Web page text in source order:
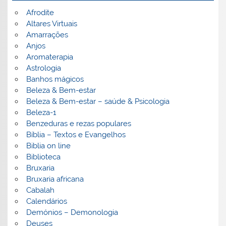
Afrodite
Altares Virtuais
Amarrações
Anjos
Aromaterapia
Astrologia
Banhos mágicos
Beleza & Bem-estar
Beleza & Bem-estar – saúde & Psicologia
Beleza-1
Benzeduras e rezas populares
Bíblia – Textos e Evangelhos
Biblia on line
Biblioteca
Bruxaria
Bruxaria africana
Cabalah
Calendários
Demónios – Demonologia
Deuses